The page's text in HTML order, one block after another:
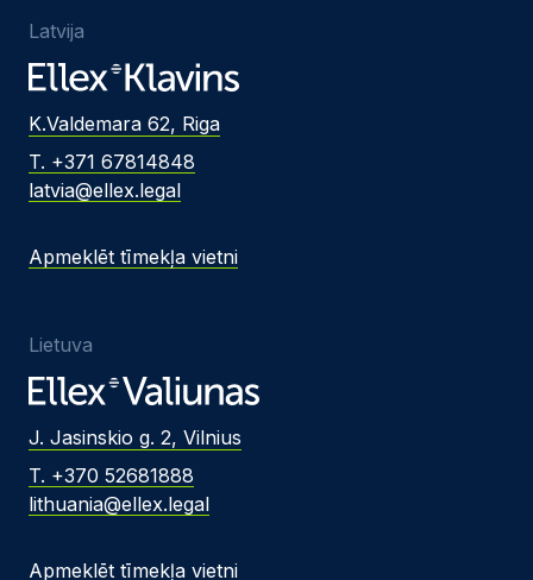
Latvija
K.Valdemara 62, Riga
T. +371 67814848
latvia@ellex.legal
Apmeklēt tīmekļa vietni
Lietuva
J. Jasinskio g. 2, Vilnius
T. +370 52681888
lithuania@ellex.legal
Apmeklēt tīmekļa vietni